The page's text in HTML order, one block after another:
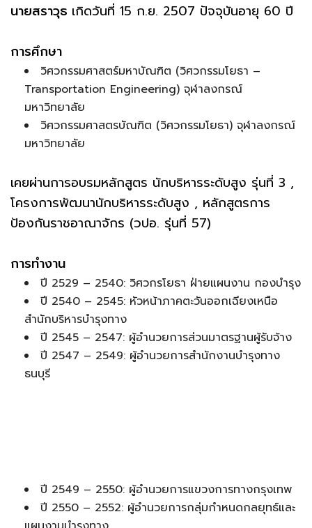
นายสราวุธ เกิดวันที่ 15 ก.ย. 2507 ปัจจุบันอายุ 60 ปี
การศึกษา
วิศวกรรมศาสตร์มหาบัณฑิต (วิศวกรรมโยธา –
Transportation Engineering) จุฬาลงกรณ์
มหาวิทยาลัย
วิศวกรรมศาสตรบัณฑิต (วิศวกรรมโยธา) จุฬาลงกรณ์
มหาวิทยาลัย
เคยผ่านการอบรมหลักสูตร นักบริหารระดับสูง รุ่นที่ 3 ,
โครงการพัฒนานักบริหารระดับสูง , หลักสูตรการ
ป้องกันราชอาณาจักร (วปอ. รุ่นที่ 57)
การทำงาน
ปี 2529 – 2540: วิศวกรโยธา ฝ่ายแผนงาน กองบำรุง
ปี 2540 – 2545: หัวหน้าภาคตะวันออกเฉียงเหนือ
สำนักบริหารบำรุงทาง
ปี 2545 – 2547: ผู้อำนวยการส่วนมาตรฐานผู้รับจ้าง
ปี 2547 – 2549: ผู้อำนวยการสำนักงานบำรุงทาง
ธนบุรี
ปี 2549 – 2550: ผู้อำนวยการแขวงการทางกรุงเทพ
ปี 2550 – 2552: ผู้อำนวยการกลุ่มกำหนดกลยุทธ์และ